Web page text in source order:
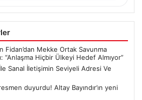
Fidan’dan Mekke Ortak Savunma
“Anlaşma Hiçbir Ülkeyi Hedef Almıyor”
Sanal İletişimin Seviyeli Adresi Ve
duyurdu! Altay Bayındır’ın yeni